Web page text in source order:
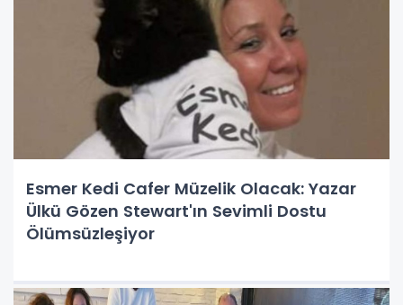
Esmer Kedi Cafer Müzelik Olacak: Yazar
Ülkü Gözen Stewart'ın Sevimli Dostu
Ölümsüzleşiyor